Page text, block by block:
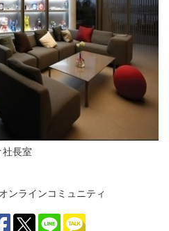
長室
ンラインコミュニティ